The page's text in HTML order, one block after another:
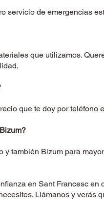
servicio de emergencias
que utilizamos.
que te doy por teléfono
y también Bizum para
en Sant Francesc en
Llámanos y verás